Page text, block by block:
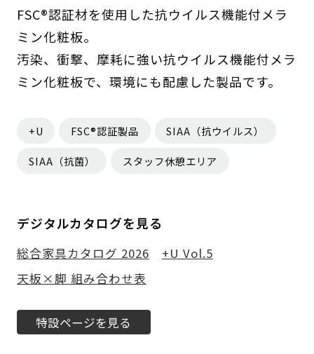
FSC®認証材を使用した抗ウイルス機能付メラ
ミン化粧板。
汚染、衝撃、摩耗に強い抗ウイルス機能付メラ
ミン化粧板で、環境にも配慮した製品です。
+U FSC®認証製品 SIAA（抗ウイルス）
SIAA（抗菌） スタッフ休憩エリア
デジタルカタログを見る
総合家具カタログ 2026
+U Vol.5
天板×脚 組み合わせ表
特設ページを見る